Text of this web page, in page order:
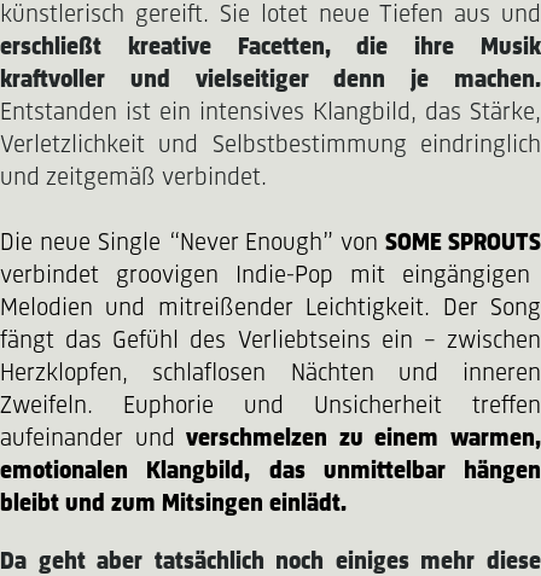
künstlerisch gereift. Sie lotet neue Tiefen aus und
erschließt kreative Facetten, die ihre Musik
kraftvoller und vielseitiger denn je machen.
Entstanden ist ein intensives Klangbild, das Stärke,
Verletzlichkeit und Selbstbestimmung eindringlich
und zeitgemäß verbindet.
Die neue Single “Never Enough” vonSOME SPROUTS
verbindet groovigen Indie-Pop mit eingängigen
Melodien und mitreißender Leichtigkeit. Der Song
fängt das Gefühl des Verliebtseins ein – zwischen
Herzklopfen, schlaflosen Nächten und inneren
Zweifeln. Euphorie und Unsicherheit treffen
aufeinander undverschmelzen zu einem warmen,
emotionalen Klangbild, das unmittelbar hängen
bleibt und zum Mitsingen einlädt.
Da geht aber tatsächlich noch einiges mehr diese